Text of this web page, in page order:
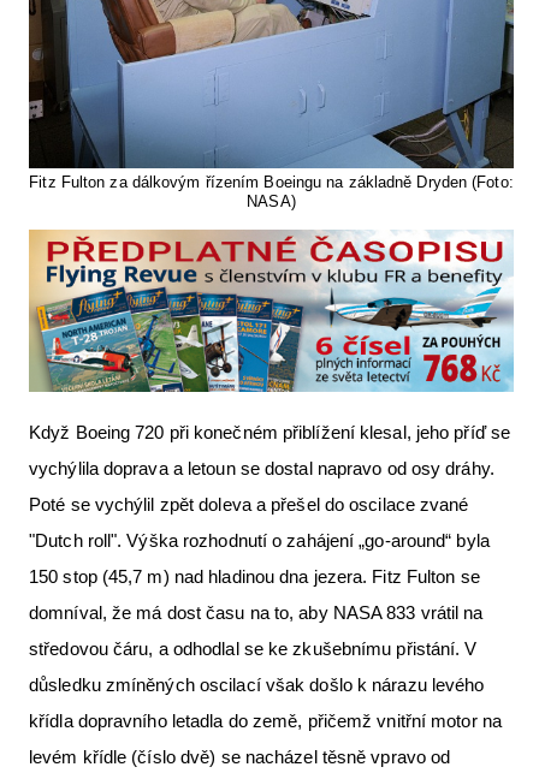
Fitz Fulton za dálkovým řízením Boeingu na základně Dryden (Foto:
NASA)
Když Boeing 720 při konečném přiblížení klesal, jeho příď se
vychýlila doprava a letoun se dostal napravo od osy dráhy.
Poté se vychýlil zpět doleva a přešel do oscilace zvané
"Dutch roll". Výška rozhodnutí o zahájení „go-around“ byla
150 stop (45,7 m) nad hladinou dna jezera. Fitz Fulton se
domníval, že má dost času na to, aby NASA 833 vrátil na
středovou čáru, a odhodlal se ke zkušebnímu přistání. V
důsledku zmíněných oscilací však došlo k nárazu levého
křídla dopravního letadla do země, přičemž vnitřní motor na
levém křídle (číslo dvě) se nacházel těsně vpravo od